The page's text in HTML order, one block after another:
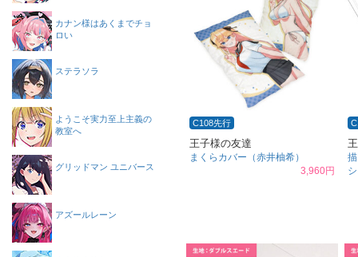
C108先行
王子様の友達
まくらカバー（赤井柚希）
3,960円
カナン様はあくまでチョ
ロい
ステラソラ
ようこそ実力至上主義の
教室へ
グリッドマン ユニバース
アズールレーン